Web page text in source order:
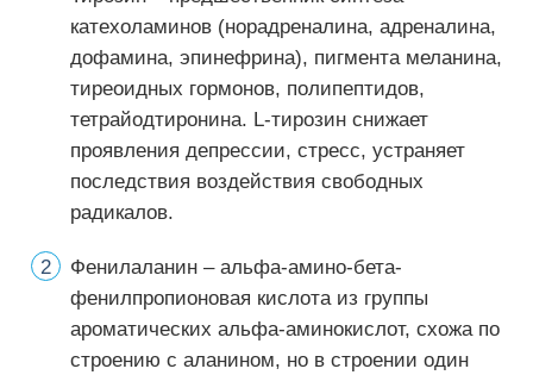
катехоламинов (норадреналина, адреналина,
дофамина, эпинефрина), пигмента меланина,
тиреоидных гормонов, полипептидов,
тетрайодтиронина. L-тирозин снижает
проявления депрессии, стресс, устраняет
последствия воздействия свободных
радикалов.
Фенилаланин – альфа-амино-бета-
фенилпропионовая кислота из группы
ароматических альфа-аминокислот, схожа по
строению с аланином, но в строении один